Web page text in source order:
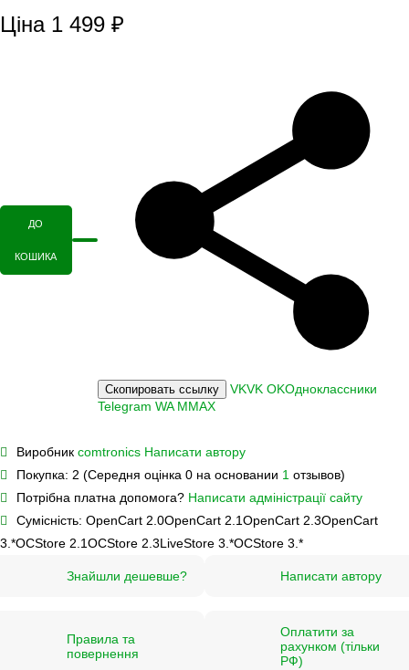
Ціна 1 499 ₽
ДО
КОШИКА
Скопировать ссылку VKVK OKОдноклассники
Telegram WA MMAX
Виробник comtronics Написати автору
Покупка: 2 (Середня оцінка 0 на основании 1 отзывов)
Потрібна платна допомога? Написати адміністрації сайту
Сумісність: OpenCart 2.0OpenCart 2.1OpenCart 2.3OpenCart
3.*OCStore 2.1OCStore 2.3LiveStore 3.*OCStore 3.*
Знайшли дешевше? Написати автору
Правила та
повернення
Оплатити за
рахунком (тільки
РФ)